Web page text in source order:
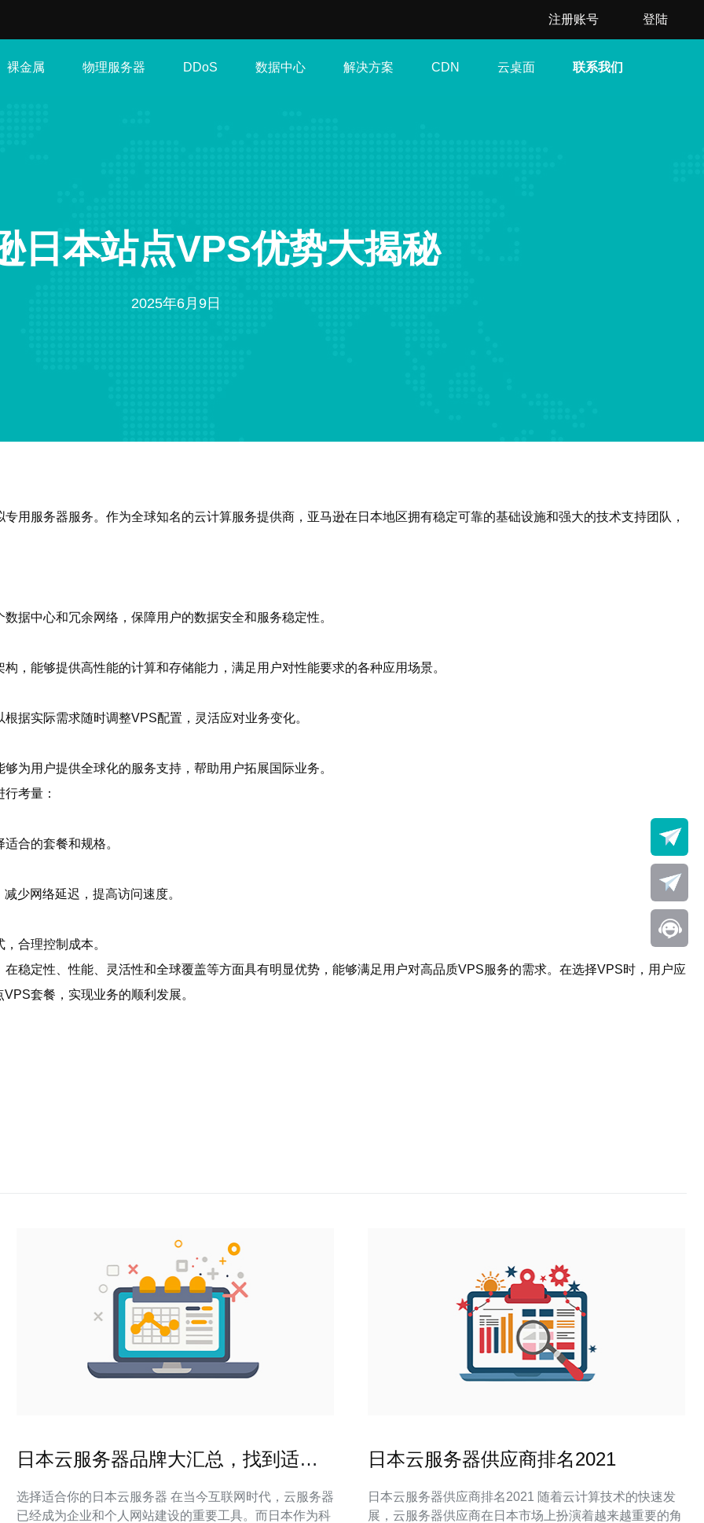
注册账号 登陆
裸金属 物理服务器 DDoS 数据中心 解决方案 CDN 云桌面 联系我们
日本站点VPS优势大揭秘
2025年6月9日
用服务器服务。作为全球知名的云计算服务提供商，亚马逊在日本地区拥有稳定可靠的基础设施和强大的技术支持团队，
据中心和冗余网络，保障用户的数据安全和服务稳定性。
，能够提供高性能的计算和存储能力，满足用户对性能要求的各种应用场景。
据实际需求随时调整VPS配置，灵活应对业务变化。
为用户提供全球化的服务支持，帮助用户拓展国际业务。
考量：
合的套餐和规格。
少网络延迟，提高访问速度。
合理控制成本。
稳定性、性能、灵活性和全球覆盖等方面具有明显优势，能够满足用户对高品质VPS服务的需求。在选择VPS时，用户应
套餐，实现业务的顺利发展。
日本云服务器品牌大汇总，找到适合
选择适合你的日本云服务器 在当今互联网时代，云服务器
已经成为企业和个人网站建设的重要工具。而日本作为科
日本云服务器供应商排名2021
日本云服务器供应商排名2021 随着云计算技术的快速发
展，云服务器供应商在日本市场上扮演着越来越重要的角